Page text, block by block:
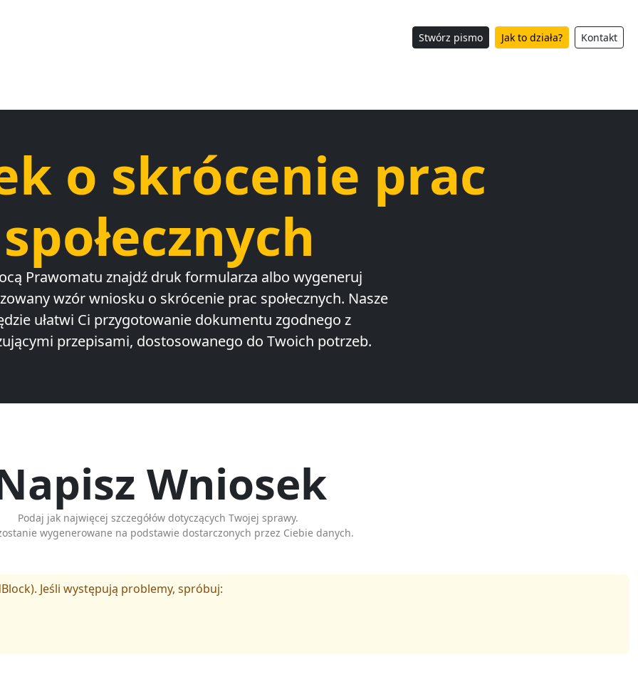
Stwórz pismo Jak to działa? Kontakt
o skrócenie prac
społecznych
Prawomatu znajdź druk formularza albo wygeneruj
wzór wniosku o skrócenie prac społecznych. Nasze
ułatwi Ci przygotowanie dokumentu zgodnego z
przepisami, dostosowanego do Twoich potrzeb.
Wniosek
Podaj jak najwięcej szczegółów dotyczących Twojej sprawy.
wygenerowane na podstawie dostarczonych przez Ciebie danych.
Jeśli występują problemy, spróbuj: